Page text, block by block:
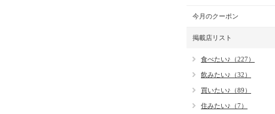
今月のクーポン
掲載店リスト
食べたい♪（227）
飲みたい♪（32）
買いたい♪（89）
住みたい♪（7）